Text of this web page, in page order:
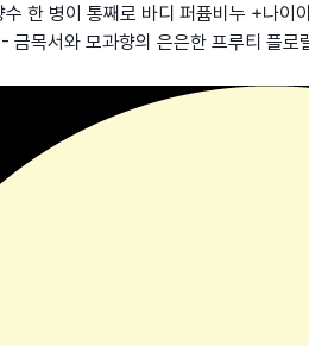
한 병이 통째로 바디 퍼퓸비누 +나이
금목서와 모과향의 은은한 프루티 플